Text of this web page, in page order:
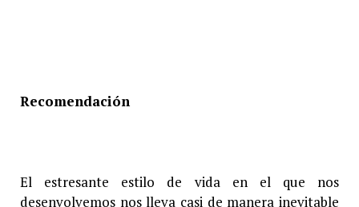
Recomendación
El estresante estilo de vida en el que nos
desenvolvemos nos lleva casi de manera inevitable